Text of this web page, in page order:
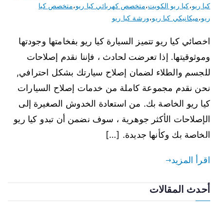
كيا ريو،كيا ريو الكويت،متخصص كهربائي كيا ريو،متخصص كيا
ريو،ميكانيكي كيا ريو،ورشة كيا ريو
اخصائي كيا ريو تتميز السيارة كيا ريو بفخامتها وجودتها
وموثوقيتها. إذا تعرضت لحادث ، فإننا نقدم إصلاحات
للجسم والطلاء لضمان إصلاح سيارتك بشكل احترافي,
نحن نقدم مجموعة كاملة من خدمات إصلاح السيارات
كيا ريو الخاصة بك. من استعادة الخدوش الصغيرة إلى
الإصلاحات الأكثر جوهرية ، سوف نضمن أن تبدو كيا ريو
الخاصة بك وكأنها جديدة. […]
اقرأ المزيد
أحدث المقالات